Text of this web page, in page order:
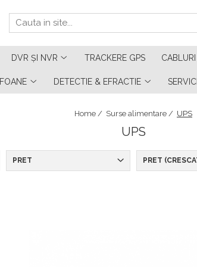
DVR ȘI NVR TRACKERE GPS CABLURI
DETECTIE & EFRACTIE SERVICII
Home / Surse alimentare / UPS
UPS
PRET